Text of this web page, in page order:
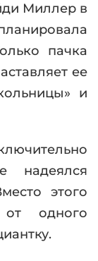
Миллер в
пачка
ее
и
надеялся
этого
одного